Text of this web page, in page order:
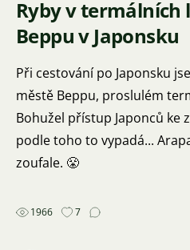
Ryby v termálních
Beppu v Japonsku
Při cestování po Japonsku
městě Beppu, proslulém
Bohužel přístup Japonců ke
podle toho to vypadá...
zoufale. 😤
1966 7